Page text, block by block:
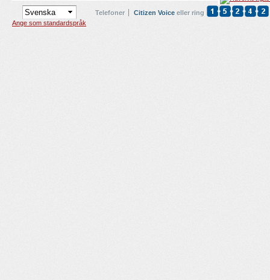
Ange som standardspråk
Telefoner Citizen Voice eller ring